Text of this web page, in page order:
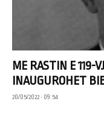
ME RASTIN E 119-
INAUGUROHET
20/05/2022 • 09:54